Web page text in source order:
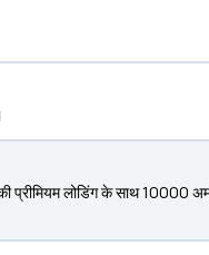
प्रीमियम लोडिंग के साथ 10000